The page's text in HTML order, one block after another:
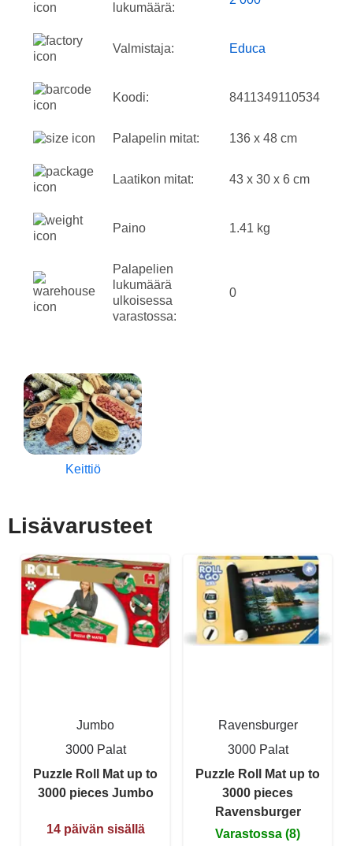
lukumäärä:
Valmistaja: Educa
Koodi: 8411349110534
Palapelin mitat: 136 x 48 cm
Laatikon mitat: 43 x 30 x 6 cm
Paino 1.41 kg
Palapelien
lukumäärä
ulkoisessa
varastossa:
0
Keittiö
Lisävarusteet
Jumbo
3000 Palat
Puzzle Roll Mat up to
3000 pieces Jumbo
14 päivän sisällä
Ravensburger
3000 Palat
Puzzle Roll Mat up to
3000 pieces
Ravensburger
Varastossa (8)